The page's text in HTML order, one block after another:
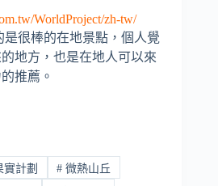
WorldProject/zh-tw/
是很棒的在地景點，個人覺
地方，也是在地人可以來
推薦。
計劃 # 微熱山丘